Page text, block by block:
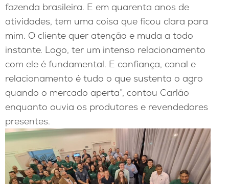
fazenda brasileira. E em quarenta anos de
atividades, tem uma coisa que ficou clara para
mim. O cliente quer atenção e muda a todo
instante. Logo, ter um intenso relacionamento
com ele é fundamental. E confiança, canal e
relacionamento é tudo o que sustenta o agro
quando o mercado aperta”, contou Carlão
enquanto ouvia os produtores e revendedores
presentes.